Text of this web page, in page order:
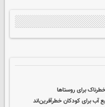
برای روستاها
آب برای کودکان خطرآفرین‌اند